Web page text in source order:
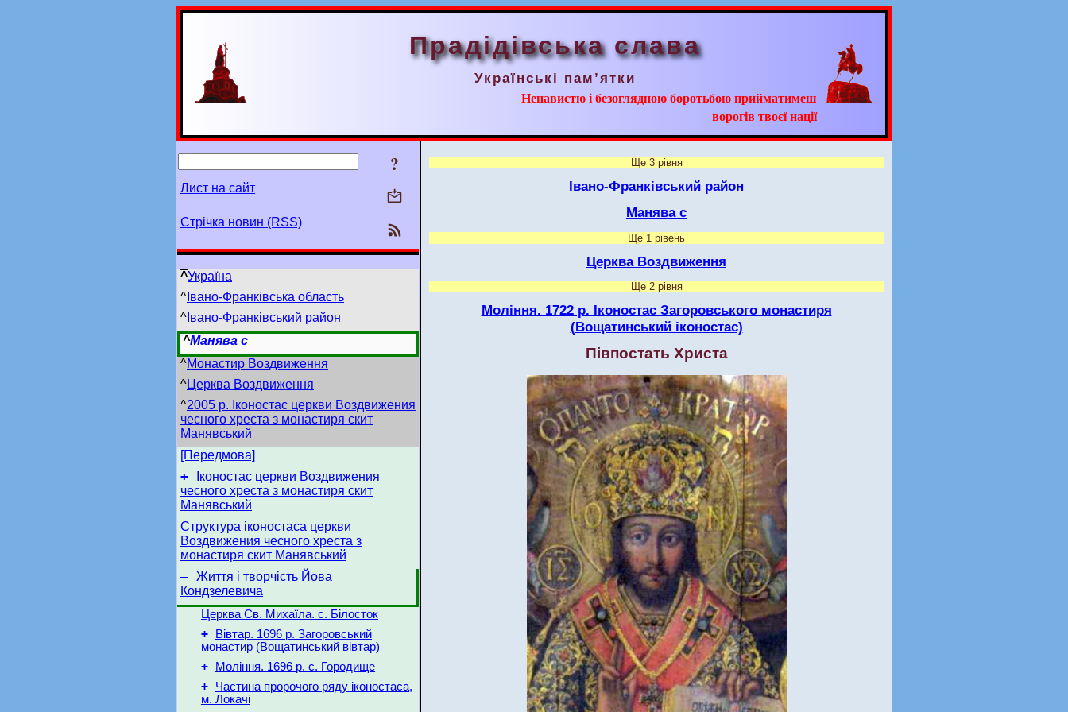
Прадідівська слава
Українські пам’ятки
Ненавистю і безоглядною боротьбою прийматимеш
ворогів твоєї нації
?
Лист на сайт
Стрічка новин (RSS)
^Україна
^ Івано-Франківська область
^ Івано-Франківський район
^Манява с
^Монастир Воздвиження
^Церква Воздвиження
^2005 р. Іконостас церкви Воздвижения
чесного хреста з монастиря скит
Манявський
[Передмова]
+
Іконостас церкви Воздвижения
чесного хреста з монастиря скит
Манявський
Структура іконостаса церкви
Воздвижения чесного хреста з
монастиря скит Манявський
– Життя і творчість Йова
Кондзелевича
Церква Св. Михаїла. с. Білосток
+
Вівтар. 1696 р. Загоровський
монастир (Вощатинський вівтар)
+ Моління. 1696 p. с. Городище
+
Частина пророчого ряду іконостаса,
м. Локачі
Ще 3 рівня
Івано-Франківський район
Манява с
Ще 1 рівень
Церква Воздвиження
Ще 2 рівня
Моління. 1722 р. Іконостас Загоровського монастиря
(Вощатинський іконостас)
Півпостать Христа